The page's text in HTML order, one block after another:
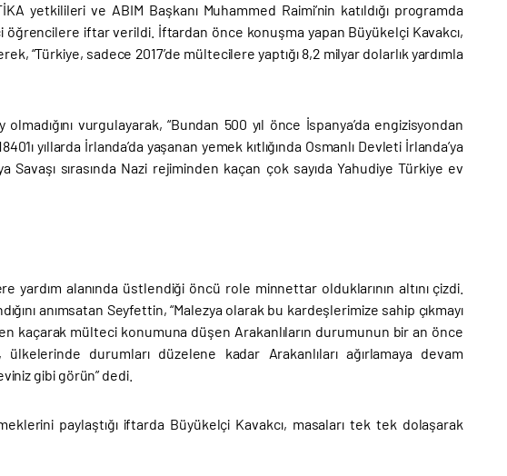
yetkilileri ve ABIM Başkanı Muhammed Raimi’nin katıldığı programda
öğrencilere iftar verildi. İftardan önce konuşma yapan Büyükelçi Kavakcı,
“Türkiye, sadece 2017’de mültecilere yaptığı 8,2 milyar dolarlık yardımla
vurgulayarak, “Bundan 500 yıl önce İspanya’da engizisyondan
yıllarda İrlanda’da yaşanan yemek kıtlığında Osmanlı Devleti İrlanda’ya
Savaşı sırasında Nazi rejiminden kaçan çok sayıda Yahudiye Türkiye ev
yardım alanında üstlendiği öncü role minnettar olduklarının altını çizdi.
anımsatan Seyfettin, “Malezya olarak bu kardeşlerimize sahip çıkmayı
kaçarak mülteci konumuna düşen Arakanlıların durumunun bir an önce
durumları düzelene kadar Arakanlıları ağırlamaya devam
gibi görün” dedi.
paylaştığı iftarda Büyükelçi Kavakcı, masaları tek tek dolaşarak